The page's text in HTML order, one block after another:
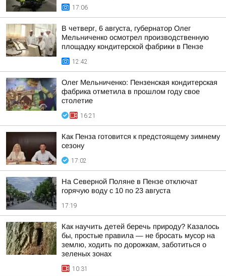
17:06
В четверг, 6 августа, губернатор Олег
Мельниченко осмотрел производственную
площадку кондитерской фабрики в Пензе
12:42
Олег Мельниченко: Пензенская кондитерская
фабрика отметила в прошлом году свое
столетие
16:21
Как Пенза готовится к предстоящему зимнему
сезону
17:02
На Северной Поляне в Пензе отключат
горячую воду с 10 по 23 августа
17:19
Как научить детей беречь природу? Казалось
бы, простые правила — не бросать мусор на
землю, ходить по дорожкам, заботиться о
зеленых зонах
10:31